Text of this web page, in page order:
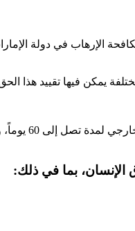
الإرهاب في دولة
يمكن فيها تقييد هذا
الإنسان، بما في ذلك: